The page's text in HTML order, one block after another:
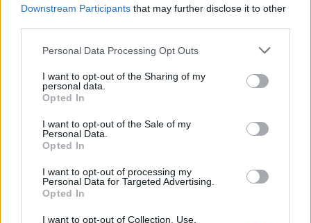
Downstream Participants that may further disclose it to other
Please note that this website/app uses one or more Google
not limited to your visit or usage behaviour. You may click to
grant or deny consent to Google and its third-party tags to
use your data for below specified purposes in below Google
consent section.
Personal Data Processing Opt Outs
I want to opt-out of the Sharing of my
personal data.
Opted In
I want to opt-out of the Sale of my
Personal Data.
Opted In
I want to opt-out of processing my
Personal Data for Targeted Advertising.
Opted In
I want to opt-out of Collection, Use,
megújul a tatai Angolkert
A projekt részeként megújulnak a területen található
műemlékek, köztük a különleges Műromok, valamint a közeli
Várkanyarban álló Nepomuki Szent János híd és szobor is.
M1 bővítés: már zajlik a teljesen új
Új gyalogosátkelők és jelzőlámpás